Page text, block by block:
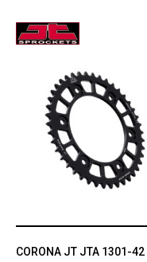
CORONA JT JTA 1301-42